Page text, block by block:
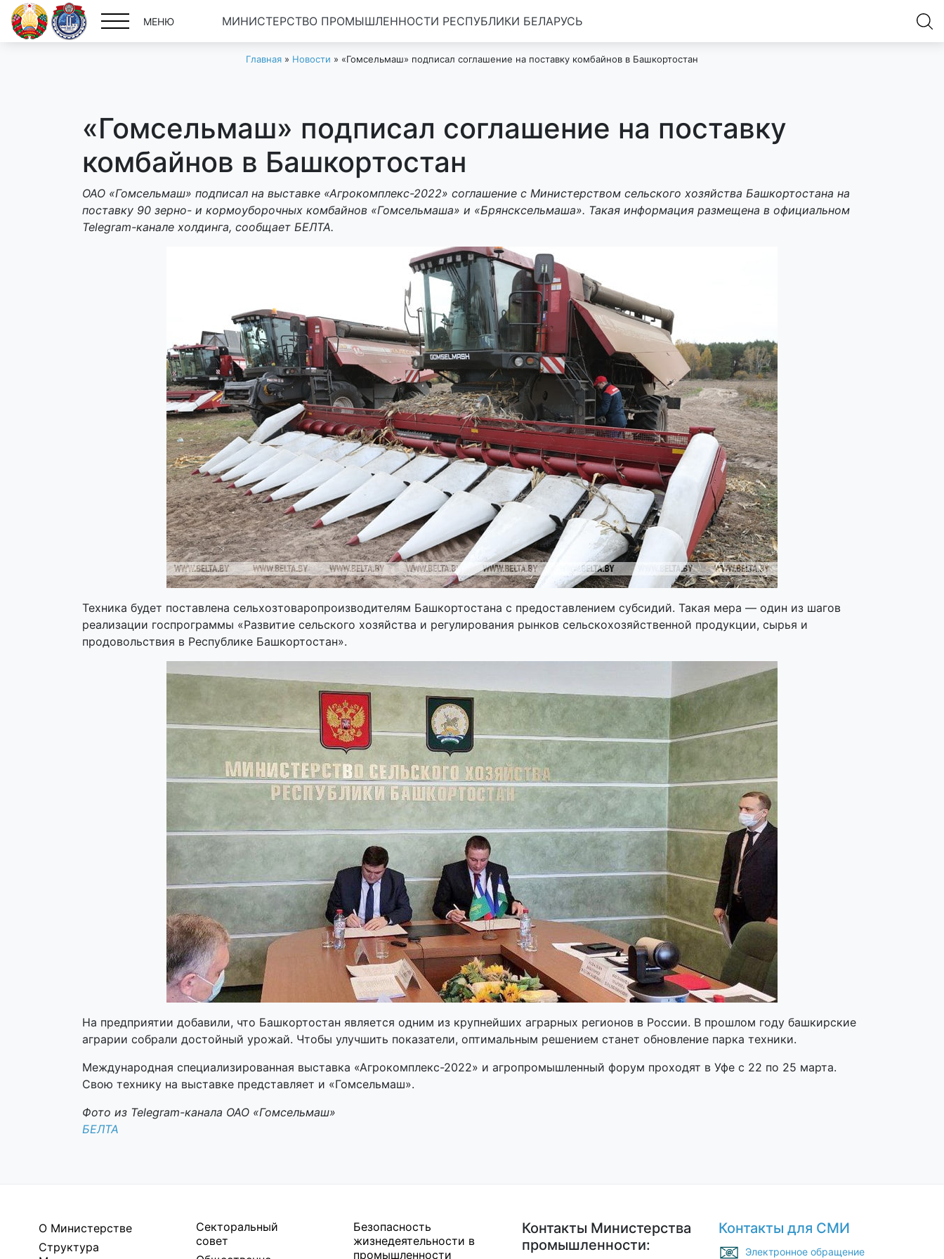
МЕНЮ МИНИСТЕРСТВО ПРОМЫШЛЕННОСТИ РЕСПУБЛИКИ БЕЛАРУСЬ
Главная » Новости » «Гомсельмаш» подписал соглашение на поставку комбайнов в Башкортостан
«Гомсельмаш» подписал соглашение на поставку
комбайнов в Башкортостан
ОАО «Гомсельмаш» подписал на выставке «Агрокомплекс-2022» соглашение с Министерством сельского хозяйства Башкортостана на
поставку 90 зерно- и кормоуборочных комбайнов «Гомсельмаша» и «Брянсксельмаша». Такая информация размещена в официальном
Telegram-канале холдинга, сообщает БЕЛТА.
Техника будет поставлена сельхозтоваропроизводителям Башкортостана с предоставлением субсидий. Такая мера — один из шагов
реализации госпрограммы «Развитие сельского хозяйства и регулирования рынков сельскохозяйственной продукции, сырья и
продовольствия в Республике Башкортостан».
На предприятии добавили, что Башкортостан является одним из крупнейших аграрных регионов в России. В прошлом году башкирские
аграрии собрали достойный урожай. Чтобы улучшить показатели, оптимальным решением станет обновление парка техники.
Международная специализированная выставка «Агрокомплекс-2022» и агропромышленный форум проходят в Уфе с 22 по 25 марта.
Свою технику на выставке представляет и «Гомсельмаш».
Фото из Telegram-канала ОАО «Гомсельмаш»
БЕЛТА
О Министерстве
Структура
Секторальный
совет
Безопасность
жизнедеятельности в
промышленности
Контакты Министерства
промышленности:
Контакты для СМИ
Электронное обращение